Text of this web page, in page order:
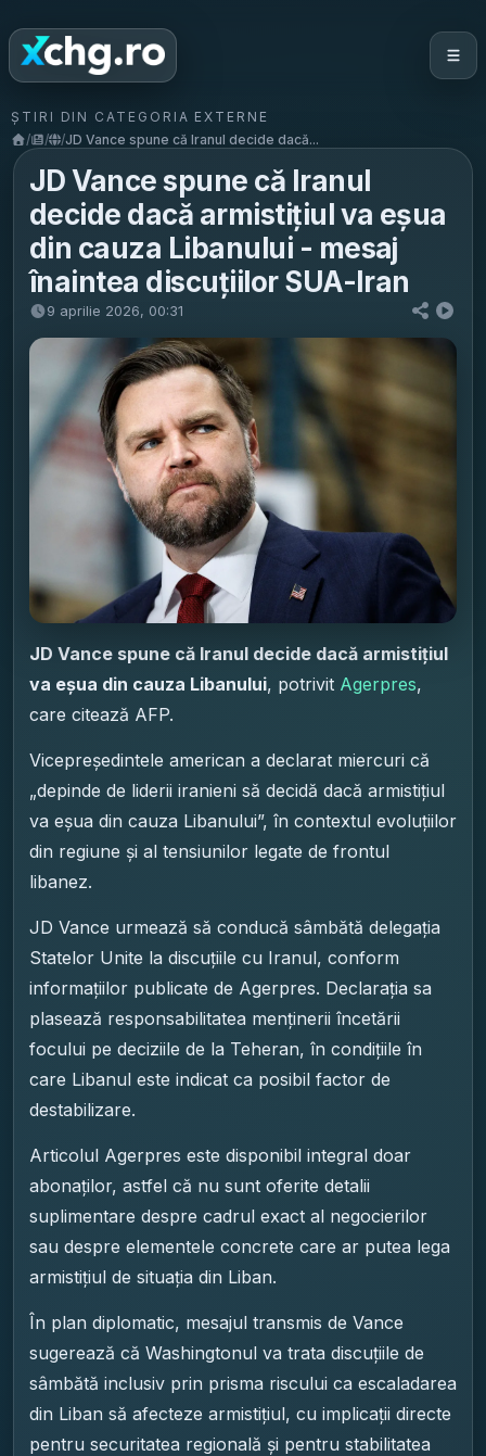
ȘTIRI DIN CATEGORIA EXTERNE
/
/ /JD Vance spune că Iranul decide dacă...
JD Vance spune că Iranul
decide dacă armistițiul va eșua
din cauza Libanului - mesaj
înaintea discuțiilor SUA-Iran
9 aprilie 2026, 00:31
JD Vance spune că Iranul decide dacă armistițiul
va eșua din cauza Libanului, potrivit Agerpres,
care citează AFP.
Vicepreședintele american a declarat miercuri că
„depinde de liderii iranieni să decidă dacă armistițiul
va eșua din cauza Libanului”, în contextul evoluțiilor
din regiune și al tensiunilor legate de frontul
libanez.
JD Vance urmează să conducă sâmbătă delegația
Statelor Unite la discuțiile cu Iranul, conform
informațiilor publicate de Agerpres. Declarația sa
plasează responsabilitatea menținerii încetării
focului pe deciziile de la Teheran, în condițiile în
care Libanul este indicat ca posibil factor de
destabilizare.
Articolul Agerpres este disponibil integral doar
abonaților, astfel că nu sunt oferite detalii
suplimentare despre cadrul exact al negocierilor
sau despre elementele concrete care ar putea lega
armistițiul de situația din Liban.
În plan diplomatic, mesajul transmis de Vance
sugerează că Washingtonul va trata discuțiile de
sâmbătă inclusiv prin prisma riscului ca escaladarea
din Liban să afecteze armistițiul, cu implicații directe
pentru securitatea regională și pentru stabilitatea